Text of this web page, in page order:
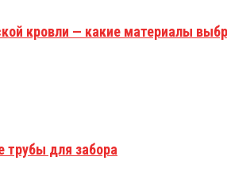
кровли — какие материалы
трубы для забора